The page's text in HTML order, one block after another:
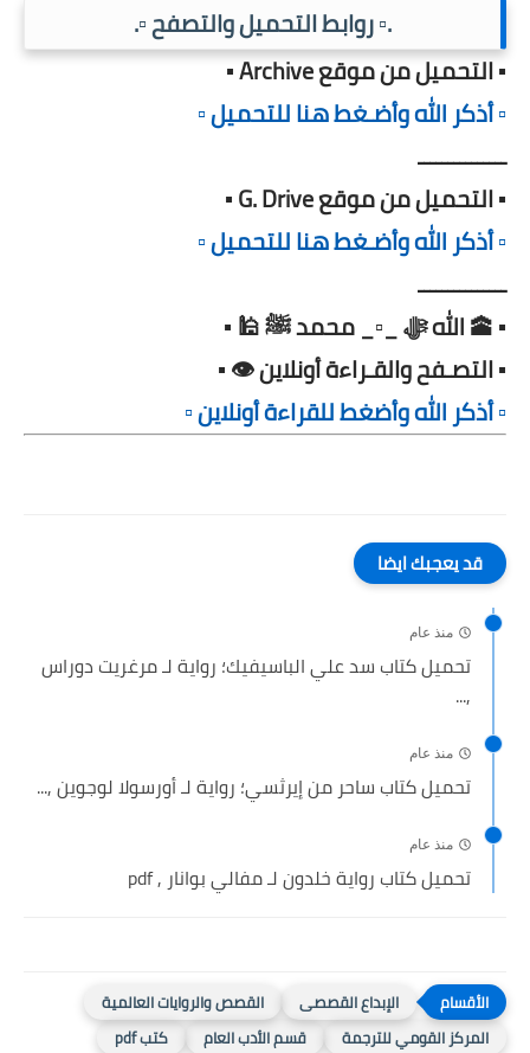
.▫️ روابط التحميل والتصفح ▫️.
▪️ التحميل من موقع Archive ▪️
▫️ أذكر الله وأضـغط هنا للتحميل ▫️
ـــــــــــــــ
▪️ التحميل من موقع G. Drive ▪️
▫️ أذكر الله وأضـغط هنا للتحميل ▫️
ـــــــــــــــ
▪️ 🕋 الله ﷻ _▫️_ محمد ﷺ 🕌 ▪️
▪️ التصـفح والقـراءة أونلاين 👁️ ▪️
▫️ أذكر الله وأضغط للقراءة أونلاين ▫️
قد يعجبك ايضا
منذ عام
تحميل كتاب سد علي الباسيفيك؛ رواية لـ مرغريت دوراس
,...
منذ عام
تحميل كتاب ساحر من إيرثسي؛ رواية لـ أورسولا لوجوين ,...
منذ عام
تحميل كتاب رواية خلدون لـ مفالي بوانار , pdf
الإبداع القصصى
القصص والروايات العالمية
المركز القومي للترجمة
قسم الأدب العام كتب pdf